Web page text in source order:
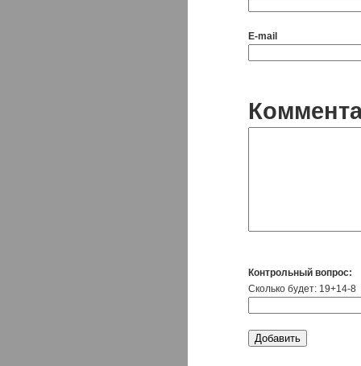
E-mail
Контрольный вопрос:
Сколько будет: 19+14-8